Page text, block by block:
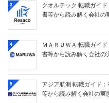
3
クオルテック 転職ガイ
書等から読み解く会社の
4
ＭＡＲＵＷＡ 転職ガイ
書等から読み解く会社の
5
アジア航測 転職ガイド
等から読み解く会社の実